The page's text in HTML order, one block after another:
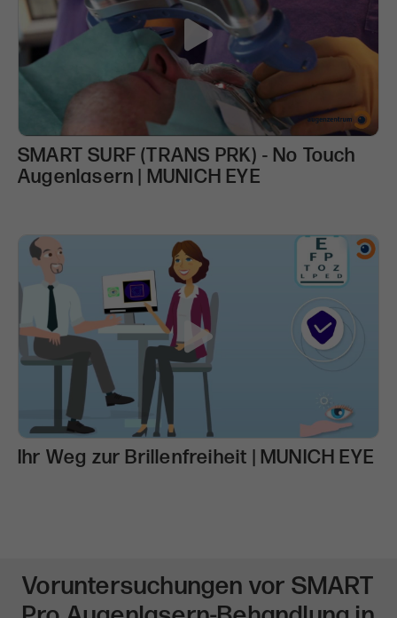
SMART SURF (TRANS PRK) - No Touch
Augenlasern | MUNICH EYE
Ihr Weg zur Brillenfreiheit | MUNICH EYE
Voruntersuchungen vor SMART